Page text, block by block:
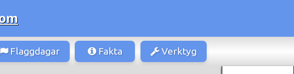
Flaggdagar Fakta Verktyg